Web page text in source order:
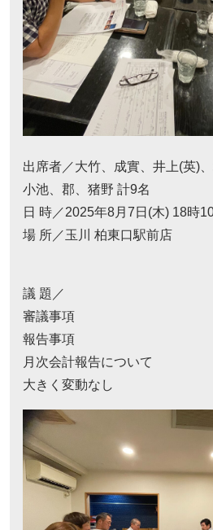
出席者／大竹、成實、井上(英)
小池、郡、猪野 計9名
日 時／2025年8月7日(木) 18時
場 所／玉川 柏東口駅前店
議 題／
審議事項
報告事項
月次会計報告について
大きく変動なし